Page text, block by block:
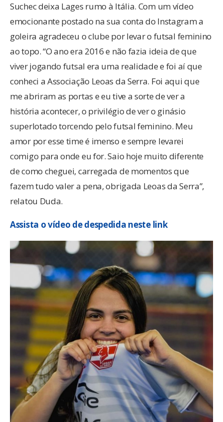
Suchec deixa Lages rumo à Itália. Com um vídeo
emocionante postado na sua conta do Instagram a
goleira agradeceu o clube por levar o futsal feminino
ao topo. “O ano era 2016 e não fazia ideia de que
viver jogando futsal era uma realidade e foi aí que
conheci a Associação Leoas da Serra. Foi aqui que
me abriram as portas e eu tive a sorte de ver a
história acontecer, o privilégio de ver o ginásio
superlotado torcendo pelo futsal feminino. Meu
amor por esse time é imenso e sempre levarei
comigo para onde eu for. Saio hoje muito diferente
de como cheguei, carregada de momentos que
fazem tudo valer a pena, obrigada Leoas da Serra”,
relatou Duda.
Assista o vídeo de despedida neste link